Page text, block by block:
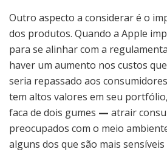
Outro aspecto a considerar é o
dos produtos. Quando a Apple
para se alinhar com a
haver um aumento nos custos
seria repassado aos
tem altos valores em seu
faca de dois gumes — atrair
preocupados com o meio
alguns dos que são mais sensíveis